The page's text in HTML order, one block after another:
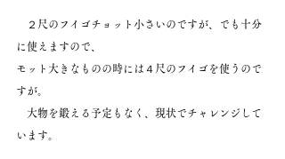
２尺のフイゴチョット小さいのですが、でも十分
に使えますので、
モット大きなものの時には４尺のフイゴを使うので
すが。
大物を鍛える予定もなく、現状でチャレンジして
います。